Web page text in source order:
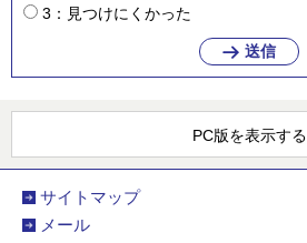
3：見つけにくかった
PC版を表示する
サイトマップ
メール